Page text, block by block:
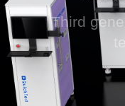
Third